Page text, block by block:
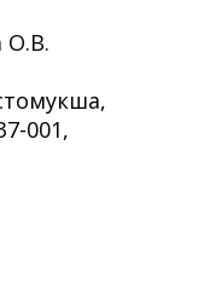
О.В.
001,